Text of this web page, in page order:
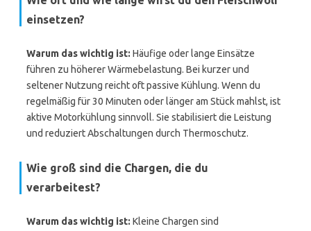
einsetzen?
Warum das wichtig ist: Häufige oder lange Einsätze
führen zu höherer Wärmebelastung. Bei kurzer und
seltener Nutzung reicht oft passive Kühlung. Wenn du
regelmäßig für 30 Minuten oder länger am Stück mahlst, ist
aktive Motorkühlung sinnvoll. Sie stabilisiert die Leistung
und reduziert Abschaltungen durch Thermoschutz.
Wie groß sind die Chargen, die du
verarbeitest?
Warum das wichtig ist: Kleine Chargen sind